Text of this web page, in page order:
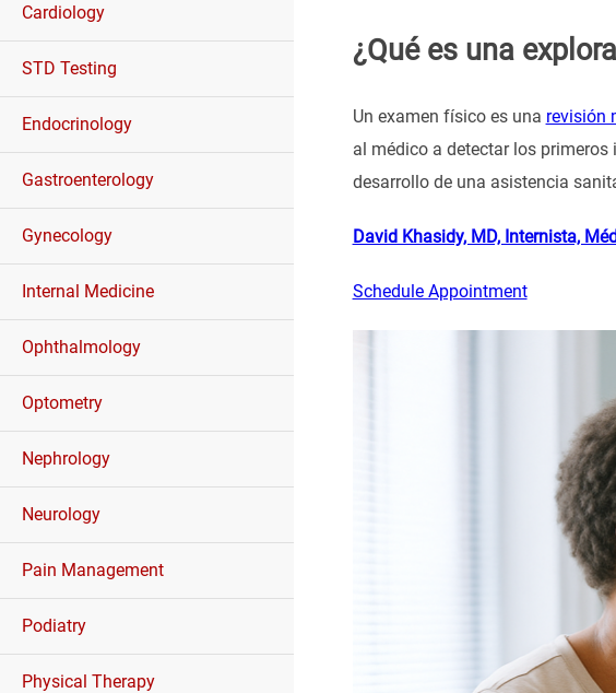
Cardiology
STD Testing
Endocrinology
Gastroenterology
Gynecology
Internal Medicine
Ophthalmology
Optometry
Nephrology
Neurology
Pain Management
Podiatry
Physical Therapy
¿Qué es una
Un examen físico es una revisión
al médico a detectar los
desarrollo de una asistencia
David Khasidy, MD, Internista,
Schedule Appointment